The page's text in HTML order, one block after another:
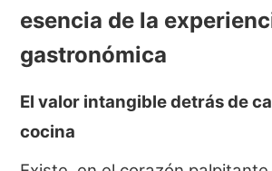
esencia de la
gastronómica
El valor intangible detrás de
cocina